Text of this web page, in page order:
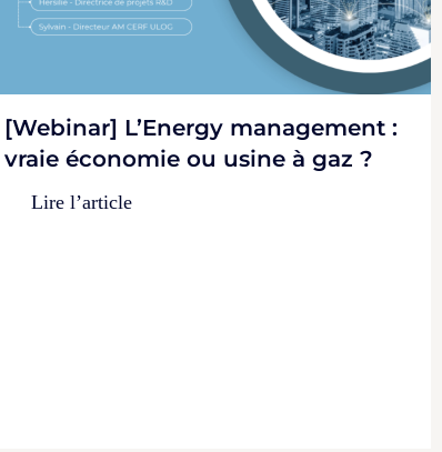
[Webinar] L’Energy management :
vraie économie ou usine à gaz ?
Lire l’article